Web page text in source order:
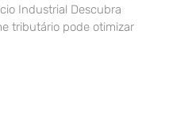
Industrial Descubra
tributário pode otimizar